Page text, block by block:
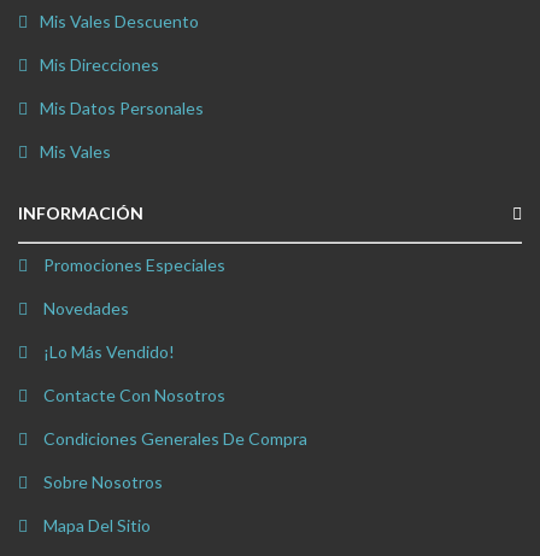
Mis Vales Descuento
Mis Direcciones
Mis Datos Personales
Mis Vales
INFORMACIÓN
Promociones Especiales
Novedades
¡Lo Más Vendido!
Contacte Con Nosotros
Condiciones Generales De Compra
Sobre Nosotros
Mapa Del Sitio